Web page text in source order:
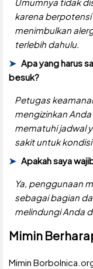
karena
menimbulkan
terlebih dahulu.
Apa yang harus
besuk?
Petugas
mengizinkan
mematuhi jadwal
sakit untuk
Apakah saya
Ya, penggunaan
sebagai bagian
melindungi Anda
Mimin
Mimin